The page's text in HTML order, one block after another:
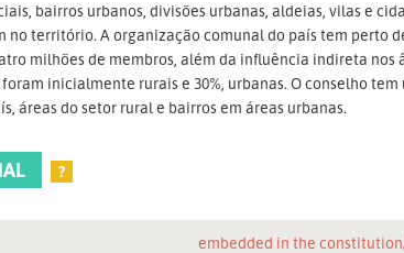
bairros urbanos, divisões urbanas, aldeias, vilas e
no território. A organização comunal do país tem perto
milhões de membros, além da influência indireta nos
inicialmente rurais e 30%, urbanas. O conselho
áreas do setor rural e bairros em áreas urbanas.
?
embedded in the